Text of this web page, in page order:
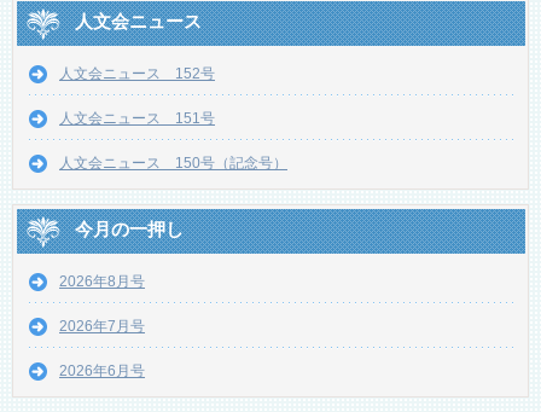
人文会ニュース
人文会ニュース 152号
人文会ニュース 151号
人文会ニュース 150号（記念号）
今月の一押し
2026年8月号
2026年7月号
2026年6月号